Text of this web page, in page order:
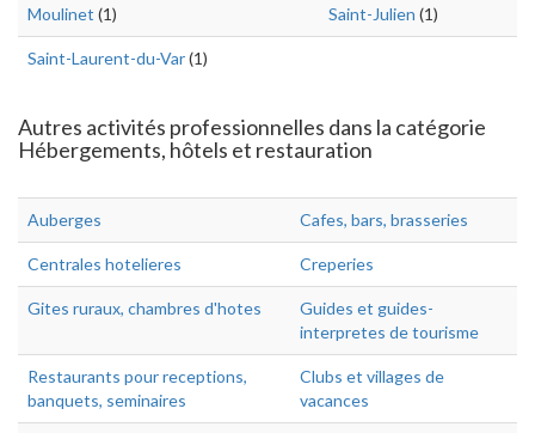
Moulinet (1) Saint-Julien (1)
Saint-Laurent-du-Var(1)
Autres activités professionnelles dans la catégorie
Hébergements, hôtels et restauration
Auberges Cafes, bars, brasseries
Centrales hotelieres Creperies
Gites ruraux, chambres d'hotes
Guides et guides-
interpretes de tourisme
Restaurants pour receptions,
banquets, seminaires
Clubs et villages de
vacances